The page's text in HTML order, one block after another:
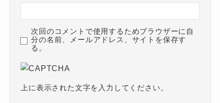
次回のコメントで使用するためブラウザーに自
分の名前、メールアドレス、サイトを保存す
る。
上に表示された文字を入力してください。